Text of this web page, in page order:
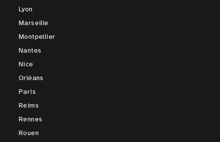
Lyon
Marseille
Montpellier
Nantes
Nice
Orléans
Paris
Reims
Rennes
Rouen